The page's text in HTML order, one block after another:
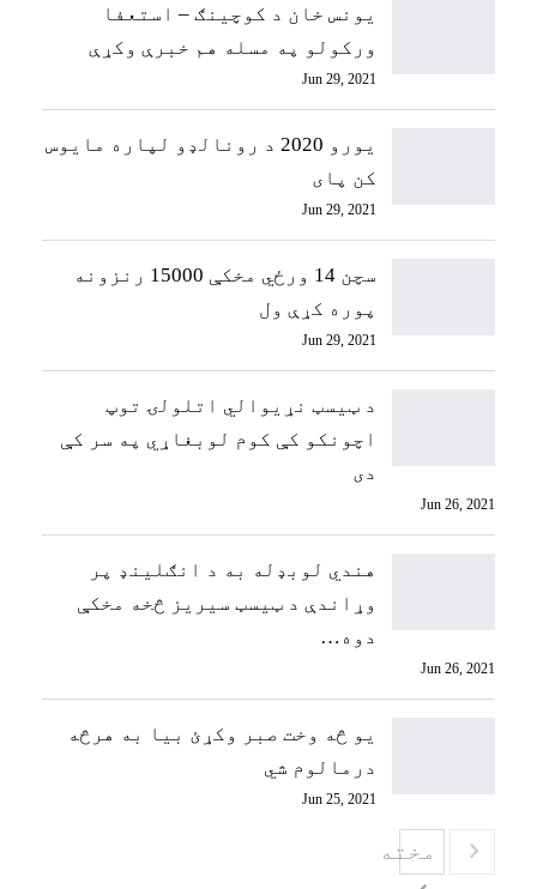
یونس خان د کوچینګ – استعفا
ورکولو په مسله هم خبرې وکړې
Jun 29, 2021
یورو 2020 د رونالډو لپاره مایوس
کن پای
Jun 29, 2021
سچن 14 ورځي مخکې 15000 رنزونه
پوره کړې ول
Jun 29, 2021
د ټيسټ نړیوالي اتلولۍ توپ
اچونکو کې کوم لوبغاړي په سر کې
دی
Jun 26, 2021
هندي لوبډله به د انګلینډ پر
وړاندې د ټیسټ سیریز څخه مخکې
دوه…
Jun 26, 2021
یو څه وخت صبر وکړئ بیا به هرڅه
درمالوم شي
Jun 25, 2021
مخته